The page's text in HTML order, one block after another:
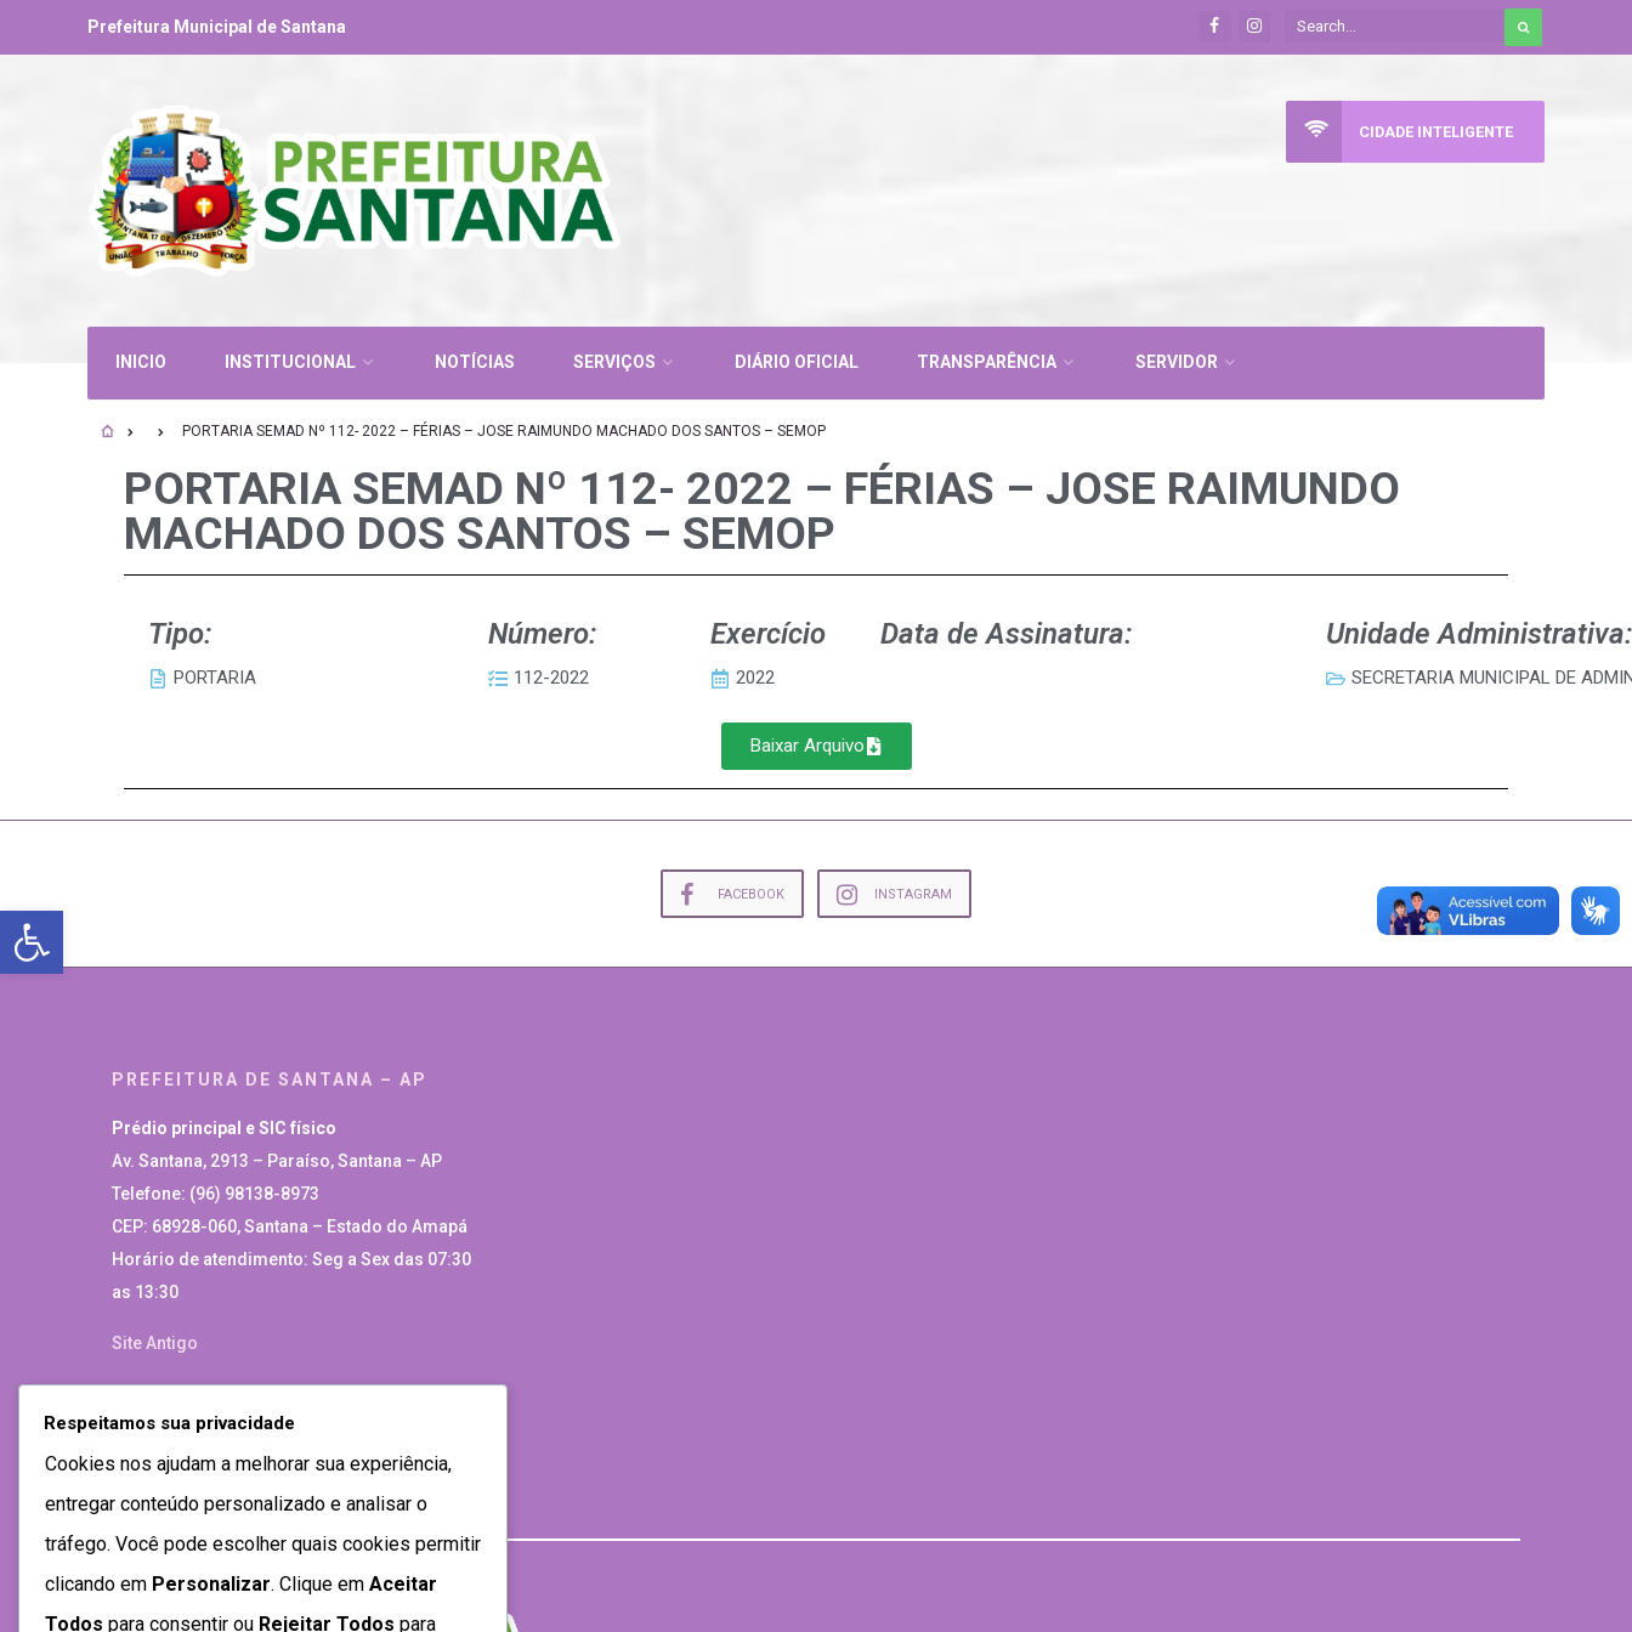
Abrir a barra de ferramentas
Prefeitura Municipal de Santana
INICIO INSTITUCIONAL NOTÍCIAS SERVIÇOS DIÁRIO OFICIAL TRANSPARÊNCIA SERVIDOR
CIDADE INTELIGENTE
PORTARIA SEMAD Nº 112- 2022 – FÉRIAS – JOSE RAIMUNDO MACHADO DOS SANTOS – SEMOP
PORTARIA SEMAD Nº 112- 2022 – FÉRIAS – JOSE RAIMUNDO
MACHADO DOS SANTOS – SEMOP
Tipo:
PORTARIA
Número:
112-2022
Exercício
2022
Data de Assinatura: Unidade Administrativa:
SECRETARIA MUNICIPAL DE
Baixar Arquivo
FACEBOOK INSTAGRAM
PREFEITURA DE SANTANA – AP
Prédio principal e SIC físico
Av. Santana, 2913 – Paraíso, Santana – AP
Telefone: (96) 98138-8973
CEP: 68928-060, Santana – Estado do Amapá
Horário de atendimento: Seg a Sex das 07:30
as 13:30
Site Antigo
Respeitamos sua privacidade
Cookies nos ajudam a melhorar sua experiência,
entregar conteúdo personalizado e analisar o
tráfego. Você pode escolher quais cookies permitir
clicando em Personalizar. Clique em Aceitar
Todos para consentir ou Rejeitar Todos para